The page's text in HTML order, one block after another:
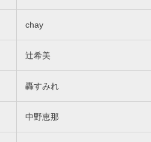
chay
辻希美
轟すみれ
中野恵那